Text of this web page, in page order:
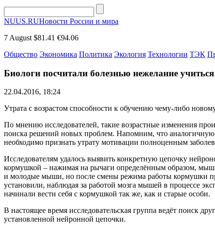
NUUS.RUНовости России и мира
7 August $81.41 €94.06
Общество Экономика Политика Экология Технологии ТЭК
Биологи посчитали болезнью нежелание
22.04.2016, 18:24
Утрата с возрастом способности к обучению чему-либо
По мнению исследователей, такие возрастные изменения
поиска решений новых проблем. Напомним, что аналогичную
необходимо признать утрату мотивации полноценным
Исследователям удалось выявить конкретную цепочку
кормушкой – нажимая на рычаги определённым образом,
и молодые мыши, но после смены режима работы кормушки
установили, наблюдая за работой мозга мышей в процессе
начинали вести себя с кормушкой так же, как и старые особи.
В настоящее время исследовательская группа ведёт поиск
установленной нейронной цепочки.